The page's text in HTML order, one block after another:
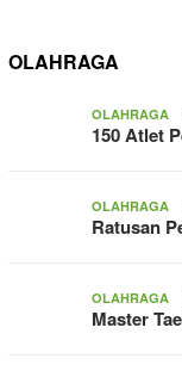
OLAHRAGA
OLAHRAGA
150 Atlet
OLAHRAGA
Ratusan
OLAHRAGA
Master